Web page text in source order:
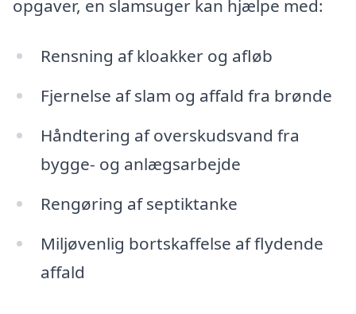
opgaver, en slamsuger kan hjælpe med:
Rensning af kloakker og afløb
Fjernelse af slam og affald fra brønde
Håndtering af overskudsvand fra
bygge- og anlægsarbejde
Rengøring af septiktanke
Miljøvenlig bortskaffelse af flydende
affald